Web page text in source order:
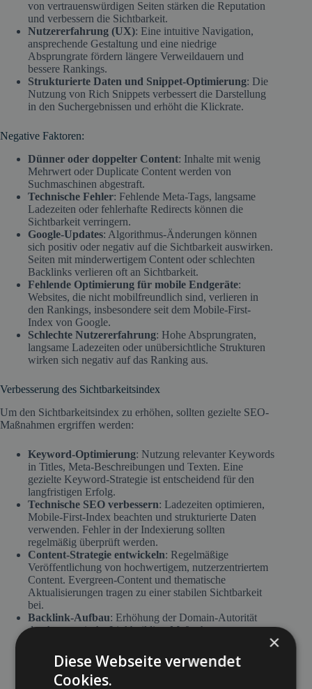
von vertrauenswürdigen Seiten stärken die Reputation
und verbessern die Sichtbarkeit.
Nutzererfahrung (UX): Eine intuitive Navigation,
ansprechende Gestaltung und eine niedrige
Absprungrate fördern längere Verweildauern und
bessere Rankings.
Strukturierte Daten und Snippet-Optimierung: Die
Nutzung von Rich Snippets verbessert die Darstellung
in den Suchergebnissen und erhöht die Klickrate.
Negative Faktoren:
Dünner oder doppelter Content: Inhalte mit wenig
Mehrwert oder Duplicate Content werden von
Suchmaschinen abgestraft.
Technische Fehler: Fehlende Meta-Tags, langsame
Ladezeiten oder fehlerhafte Redirects können die
Sichtbarkeit verringern.
Google-Updates: Algorithmus-Änderungen können
sich positiv oder negativ auf die Sichtbarkeit auswirken.
Seiten mit minderwertigem Content oder schlechten
Backlinks verlieren oft an Sichtbarkeit.
Fehlende Optimierung für mobile Endgeräte:
Websites, die nicht mobilfreundlich sind, verlieren in
den Rankings, insbesondere seit dem Mobile-First-
Index von Google.
Schlechte Nutzererfahrung: Hohe Absprungraten,
langsame Ladezeiten oder unübersichtliche Strukturen
wirken sich negativ auf das Ranking aus.
Verbesserung des Sichtbarkeitsindex
Um den Sichtbarkeitsindex zu erhöhen, sollten gezielte SEO-
Maßnahmen ergriffen werden:
Keyword-Optimierung: Nutzung relevanter Keywords
in Titles, Meta-Beschreibungen und Texten. Eine
gezielte Keyword-Strategie ist entscheidend für den
langfristigen Erfolg.
Technische SEO verbessern: Ladezeiten optimieren,
Mobile-First-Index beachten und strukturierte Daten
verwenden. Fehler in der Indexierung sollten
regelmäßig überprüft werden.
Content-Strategie entwickeln: Regelmäßige
Veröffentlichung von hochwertigem, nutzerzentriertem
Content. Evergreen-Content und thematische
Aktualisierungen tragen zu einer stabilen Sichtbarkeit
bei.
Backlink-Aufbau: Erhöhung der Domain-Autorität
durch strategische Linkbuilding-Maßnahmen,
themenrelevanten Websites und PR-Maßnahmen.
Interne Verlinkung optimieren: Eine durchdachte
interne Verlinkungsstruktur hilft Suchmaschinen, die
×
Diese Webseite verwendet
Cookies.